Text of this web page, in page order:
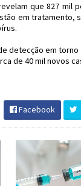
que 827 mil
em tratamento,
detecção em torno
de 40 mil novos
Facebook